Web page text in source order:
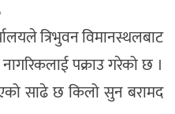
त्रिभुवन विमानस्थलबाट
पक्राउ गरेको छ ।
साढे छ किलो सुन बरामद